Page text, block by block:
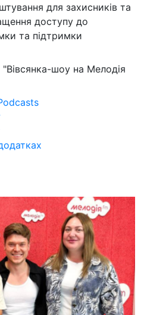
для захисників та
доступу до
та підтримки
шоу на Мелодія